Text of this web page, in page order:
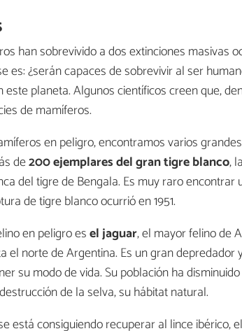
han sobrevivido a dos extinciones masivas
es: ¿serán capaces de sobrevivir al ser
este planeta. Algunos científicos creen que,
de mamíferos.
en peligro, encontramos varios
de200 ejemplares del gran tigre blanco,
del tigre de Bengala. Es muy raro
de tigre blanco ocurrió en 1951.
en peligro esel jaguar, el mayor felino de
el norte de Argentina. Es un gran
su modo de vida. Su población ha
de la selva, su hábitat natural.
está consiguiendo recuperar al lince ibérico,